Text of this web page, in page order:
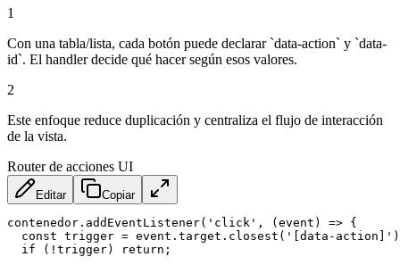
1
Con una tabla/lista, cada botón puede declarar `data-action` y `data-
id`. El handler decide qué hacer según esos valores.
2
Este enfoque reduce duplicación y centraliza el flujo de interacción
de la vista.
Router de acciones UI
Editar Copiar
contenedor . addEventListener( 'click' , (event ) => {
const trigger = event . target . closest ( '[data-action]' )
if
( ! trigger) return ;